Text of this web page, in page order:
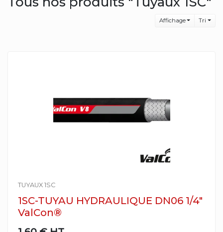
Affichage Tri
TUYAUX 1SC
1SC-TUYAU HYDRAULIQUE DN06 1/4"
ValCon®